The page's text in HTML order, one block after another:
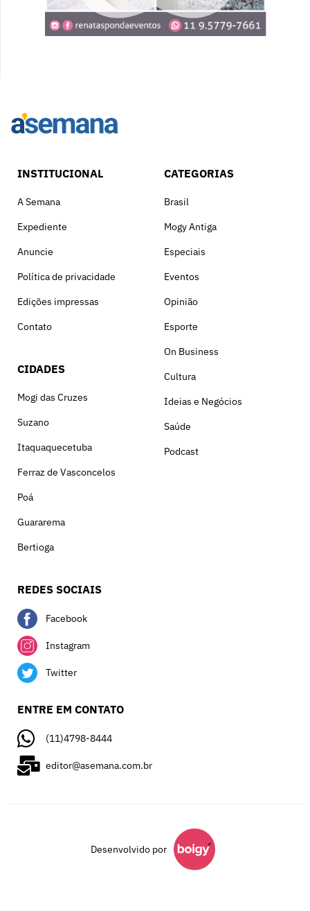
INSTITUCIONAL
A Semana
Expediente
Anuncie
Política de privacidade
Edições impressas
Contato
CIDADES
Mogi das Cruzes
Suzano
Itaquaquecetuba
Ferraz de Vasconcelos
Poá
Guararema
Bertioga
CATEGORIAS
Brasil
Mogy Antiga
Especiais
Eventos
Opinião
Esporte
On Business
Cultura
Ideias e Negócios
Saúde
Podcast
REDES SOCIAIS
Facebook
Instagram
Twitter
ENTRE EM CONTATO
(11)4798-8444
editor@asemana.com.br
Desenvolvido por